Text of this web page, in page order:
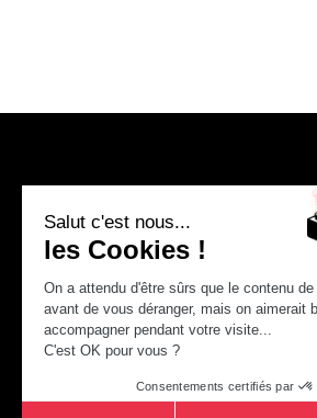
Salut c'est nous...
les Cookies !
On a attendu d'être sûrs que le contenu
avant de vous déranger, mais on aimerait
accompagner pendant votre visite...
C'est OK pour vous ?
Consentements certifiés par